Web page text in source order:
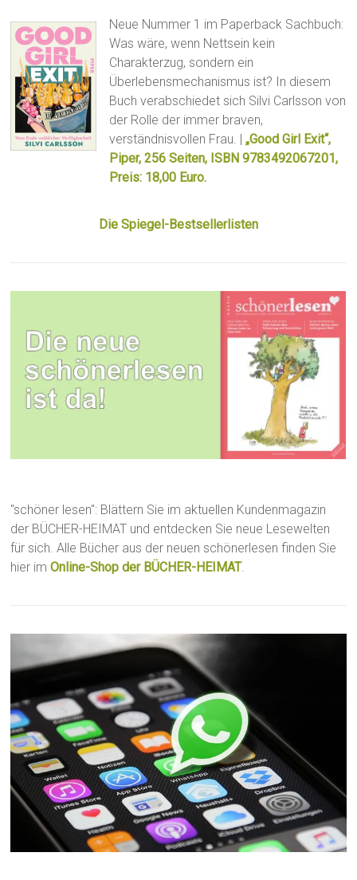
Neue Nummer 1 im Paperback Sachbuch:
Was wäre, wenn Nettsein kein
Charakterzug, sondern ein
Überlebensmechanismus ist? In diesem
Buch verabschiedet sich Silvi Carlsson von
der Rolle der immer braven,
verständnisvollen Frau. |„Good Girl Exit“,
Piper, 256 Seiten, ISBN 9783492067201,
Preis: 18,00 Euro.
Die Spiegel-Bestsellerlisten
"schöner lesen": Blättern Sie im aktuellen Kundenmagazin
der BÜCHER-HEIMAT und entdecken Sie neue Lesewelten
für sich. Alle Bücher aus der neuen schönerlesen finden Sie
hier imOnline-Shop der BÜCHER-HEIMAT.